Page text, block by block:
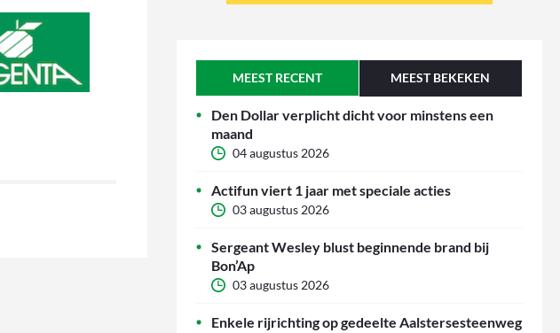
MEEST RECENT MEEST BEKEKEN
Den Dollar verplicht dicht voor minstens een
maand
04 augustus 2026
Actifun viert 1 jaar met speciale acties
03 augustus 2026
Sergeant Wesley blust beginnende brand bij
Bon’Ap
03 augustus 2026
Enkele rijrichting op gedeelte Aalstersesteenweg